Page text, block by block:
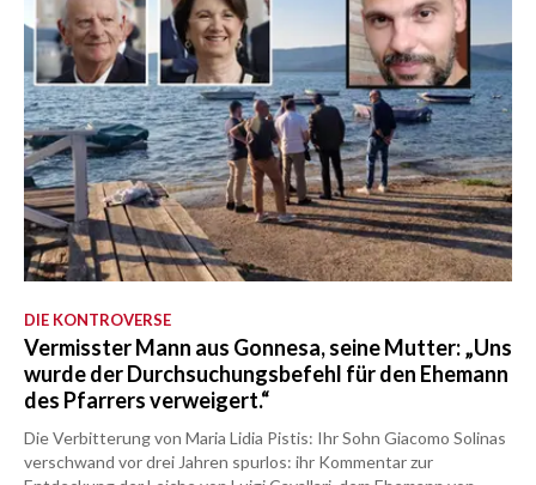
DIE KONTROVERSE
Vermisster Mann aus Gonnesa, seine Mutter: „Uns
wurde der Durchsuchungsbefehl für den Ehemann
des Pfarrers verweigert.“
Die Verbitterung von Maria Lidia Pistis: Ihr Sohn Giacomo Solinas
verschwand vor drei Jahren spurlos: ihr Kommentar zur